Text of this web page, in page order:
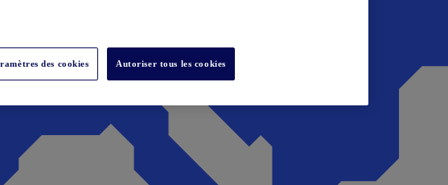
des cookies Autoriser tous les cookies